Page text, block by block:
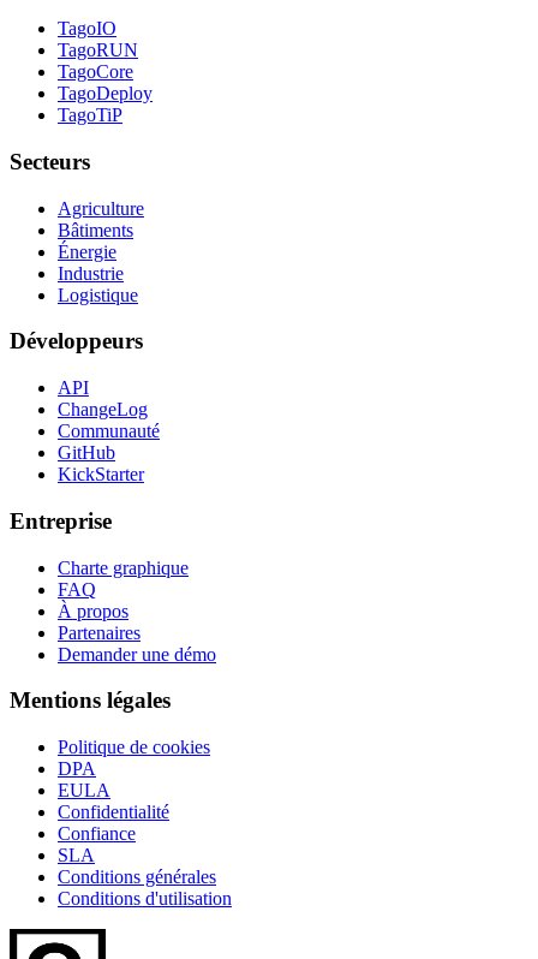
TagoIO
TagoRUN
TagoCore
TagoDeploy
TagoTiP
Secteurs
Agriculture
Bâtiments
Énergie
Industrie
Logistique
Développeurs
API
ChangeLog
Communauté
GitHub
KickStarter
Entreprise
Charte graphique
FAQ
À propos
Partenaires
Demander une démo
Mentions légales
Politique de cookies
DPA
EULA
Confidentialité
Confiance
SLA
Conditions générales
Conditions d'utilisation